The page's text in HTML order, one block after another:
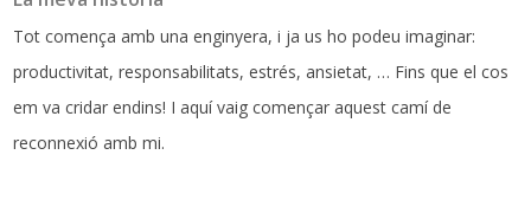
Tot comença amb una enginyera, i ja us ho podeu imaginar:
productivitat, responsabilitats, estrés, ansietat, … Fins que el cos
em va cridar endins! I aquí vaig començar aquest camí de
reconnexió amb mi.